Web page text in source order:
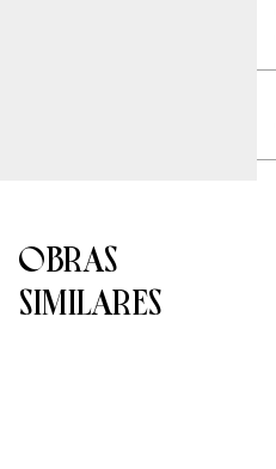
OBRAS
SIMILARES